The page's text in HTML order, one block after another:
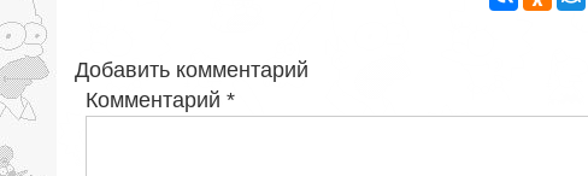
Добавить комментарий
Комментарий*